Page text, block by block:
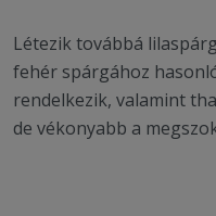
Létezik továbbá
fehér spárgához
rendelkezik, valamint
de vékonyabb a